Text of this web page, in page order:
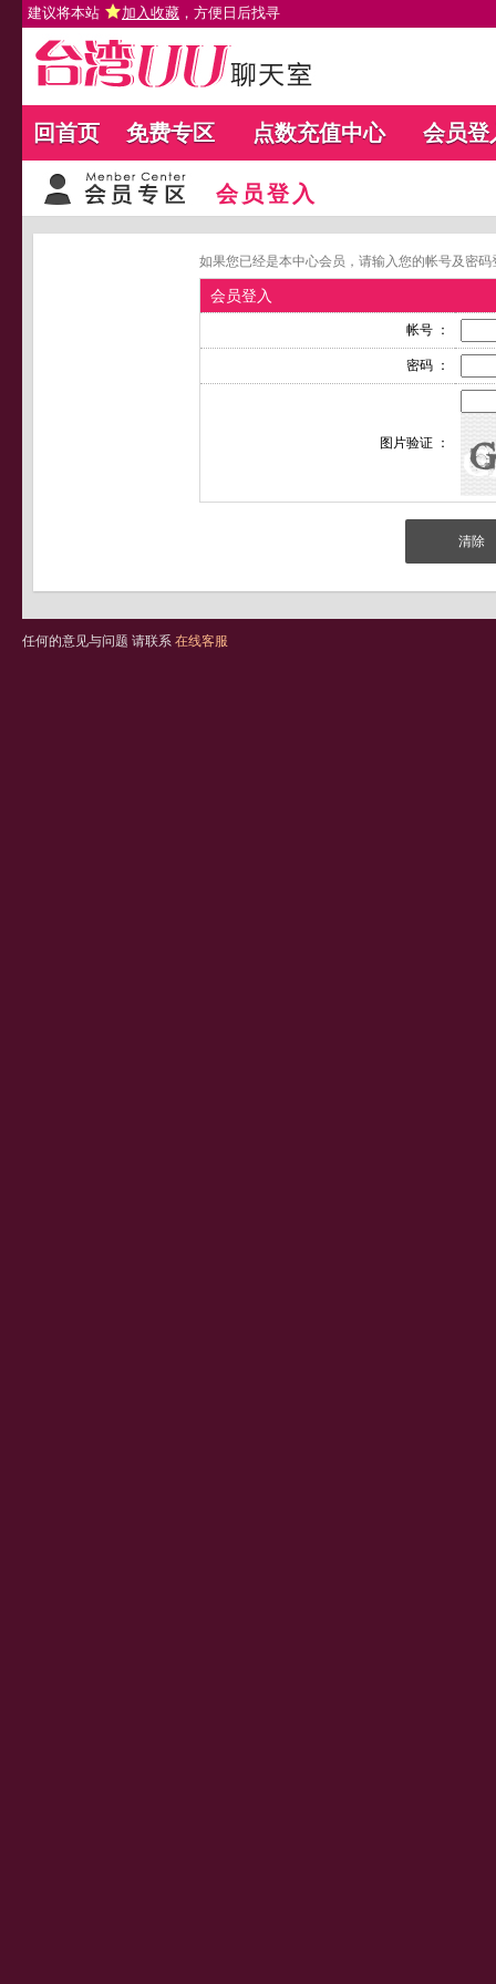
建议将本站 加入收藏 ，方便日后找寻
回首页 免费专区 点数充值中心 会员登
会员登入
如果您已经是本中心会员，请输入您的帐号及密
会员登入
帐号 ：
密码 ：
图片验证 ：
任何的意见与问题 请联系 在线客服